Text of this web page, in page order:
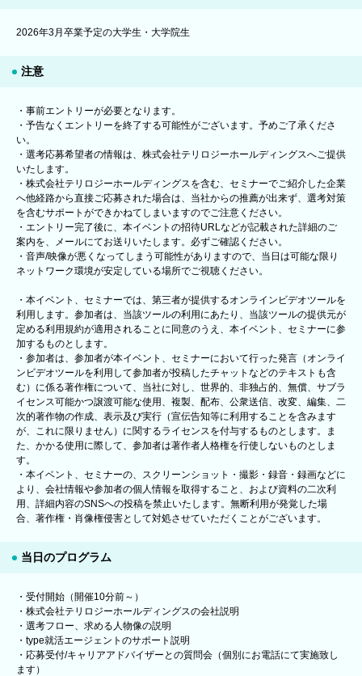
2026年3月卒業予定の大学生・大学院生
注意
・事前エントリーが必要となります。
・予告なくエントリーを終了する可能性がございます。予めご了承くださ
い。
・選考応募希望者の情報は、株式会社テリロジーホールディングスへご提供
いたします。
・株式会社テリロジーホールディングスを含む、セミナーでご紹介した企業
へ他経路から直接ご応募された場合は、当社からの推薦が出来ず、選考対策
を含むサポートができかねてしまいますのでご注意ください。
・エントリー完了後に、本イベントの招待URLなどが記載された詳細のご
案内を、メールにてお送りいたします。必ずご確認ください。
・音声/映像が悪くなってしまう可能性がありますので、当日は可能な限り
ネットワーク環境が安定している場所でご視聴ください。
・本イベント、セミナーでは、第三者が提供するオンラインビデオツールを
利用します。参加者は、当該ツールの利用にあたり、当該ツールの提供元が
定める利用規約が適用されることに同意のうえ、本イベント、セミナーに参
加するものとします。
・参加者は、参加者が本イベント、セミナーにおいて行った発言（オンライ
ンビデオツールを利用して参加者が投稿したチャットなどのテキストも含
む）に係る著作権について、当社に対し、世界的、非独占的、無償、サブラ
イセンス可能かつ譲渡可能な使用、複製、配布、公衆送信、改変、編集、二
次的著作物の作成、表示及び実行（宣伝告知等に利用することを含みます
が、これに限りません）に関するライセンスを付与するものとします。ま
た、かかる使用に際して、参加者は著作者人格権を行使しないものとしま
す。
・本イベント、セミナーの、スクリーンショット・撮影・録音・録画などに
より、会社情報や参加者の個人情報を取得すること、および資料の二次利
用、詳細内容のSNSへの投稿を禁止いたします。無断利用が発覚した場
合、著作権・肖像権侵害として対処させていただくことがございます。
当日のプログラム
・受付開始（開催10分前～）
・株式会社テリロジーホールディングスの会社説明
・選考フロー、求める人物像の説明
・type就活エージェントのサポート説明
・応募受付/キャリアアドバイザーとの質問会（個別にお電話にて実施致し
ます）